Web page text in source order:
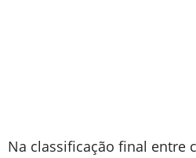
Na classificação final entre